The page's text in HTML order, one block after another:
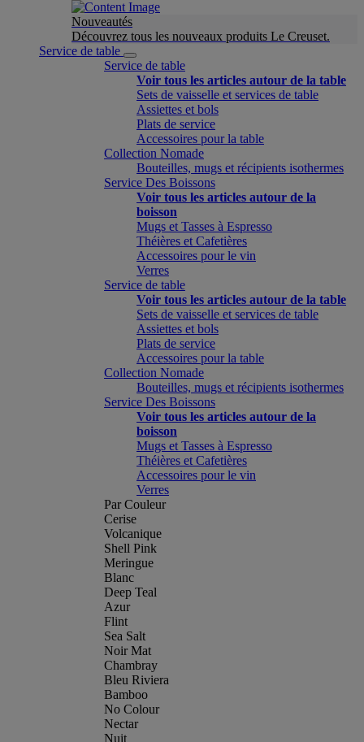
Nouveautés
Découvrez tous les nouveaux produits Le Creuset.
Service de table
Service de table
Voir tous les articles autour de la table
Sets de vaisselle et services de table
Assiettes et bols
Plats de service
Accessoires pour la table
Collection Nomade
Bouteilles, mugs et récipients isothermes
Service Des Boissons
Voir tous les articles autour de la
boisson
Mugs et Tasses à Espresso
Théières et Cafetières
Accessoires pour le vin
Verres
Service de table
Voir tous les articles autour de la table
Sets de vaisselle et services de table
Assiettes et bols
Plats de service
Accessoires pour la table
Collection Nomade
Bouteilles, mugs et récipients isothermes
Service Des Boissons
Voir tous les articles autour de la
boisson
Mugs et Tasses à Espresso
Théières et Cafetières
Accessoires pour le vin
Verres
Par Couleur
Cerise
Volcanique
Shell Pink
Meringue
Blanc
Deep Teal
Azur
Flint
Sea Salt
Noir Mat
Chambray
Bleu Riviera
Bamboo
No Colour
Nectar
Nuit